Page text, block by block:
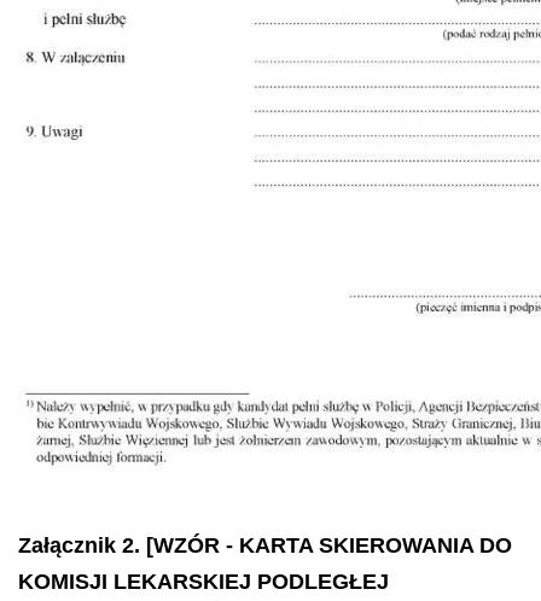
Załącznik 2. [WZÓR - KARTA SKIEROWANIA DO
KOMISJI LEKARSKIEJ PODLEGŁEJ